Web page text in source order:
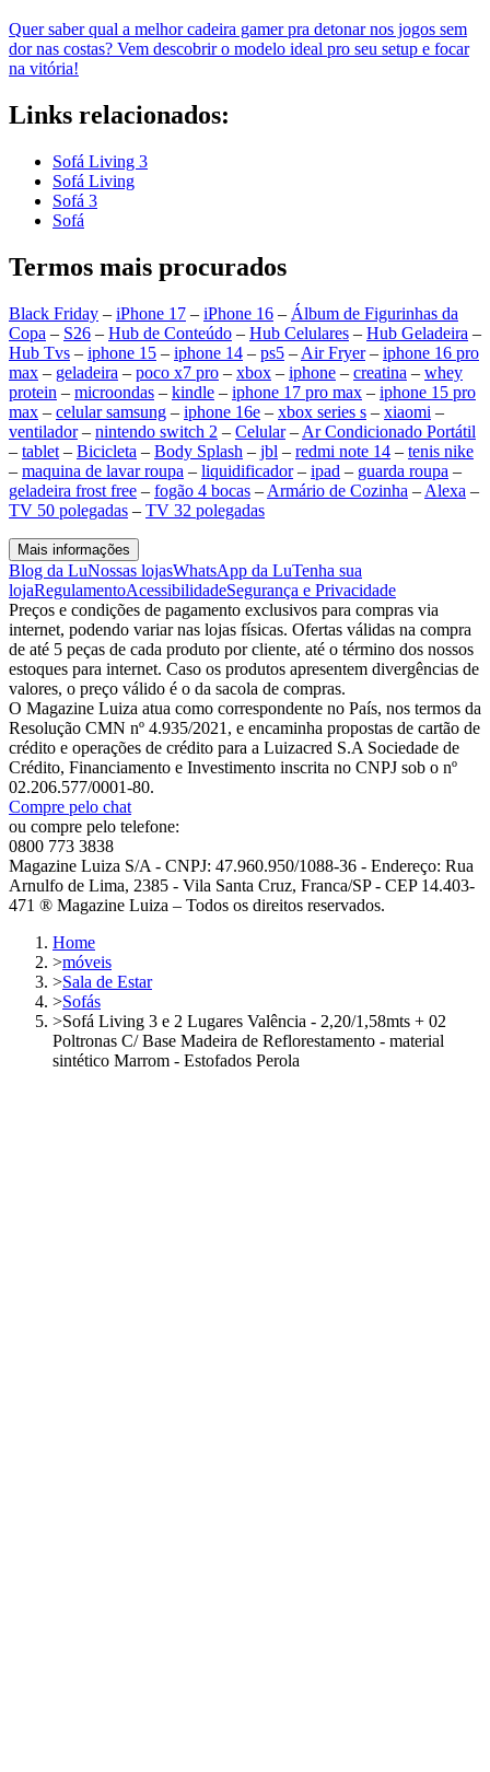
Quer saber qual a melhor cadeira gamer pra detonar nos jogos sem
dor nas costas? Vem descobrir o modelo ideal pro seu setup e focar
na vitória!
Links relacionados:
Sofá Living 3
Sofá Living
Sofá 3
Sofá
Termos mais procurados
Black Friday – iPhone 17 – iPhone 16 – Álbum de Figurinhas da
Copa – S26 – Hub de Conteúdo – Hub Celulares – Hub Geladeira –
Hub Tvs – iphone 15 – iphone 14 – ps5 – Air Fryer– iphone 16 pro
max – geladeira – poco x7 pro – xbox – iphone – creatina – whey
protein – microondas – kindle – iphone 17 pro max – iphone 15 pro
max – celular samsung – iphone 16e – xbox series s – xiaomi –
ventilador– nintendo switch 2 – Celular– Ar Condicionado Portátil
– tablet – Bicicleta – Body Splash – jbl – redmi note 14 – tenis nike
– maquina de lavar roupa – liquidificador– ipad – guarda roupa –
geladeira frost free – fogão 4 bocas – Armário de Cozinha – Alexa –
TV 50 polegadas – TV 32 polegadas
Mais informações
Blog da LuNossas lojasWhatsApp da LuTenha sua
lojaRegulamentoAcessibilidadeSegurança e Privacidade
Preços e condições de pagamento exclusivos para compras via
internet, podendo variar nas lojas físicas. Ofertas válidas na compra
de até 5 peças de cada produto por cliente, até o término dos nossos
estoques para internet. Caso os produtos apresentem divergências de
valores, o preço válido é o da sacola de compras.
O Magazine Luiza atua como correspondente no País, nos termos da
Resolução CMN nº 4.935/2021, e encaminha propostas de cartão de
crédito e operações de crédito para a Luizacred S.A Sociedade de
Crédito, Financiamento e Investimento inscrita no CNPJ sob o nº
02.206.577/0001-80.
Compre pelo chat
ou compre pelo telefone:
0800 773 3838
Magazine Luiza S/A - CNPJ: 47.960.950/1088-36 - Endereço: Rua
Arnulfo de Lima, 2385 - Vila Santa Cruz, Franca/SP - CEP 14.403-
471 ® Magazine Luiza – Todos os direitos reservados.
Home
>móveis
>Sala de Estar
>Sofás
>Sofá Living 3 e 2 Lugares Valência - 2,20/1,58mts + 02
Poltronas C/ Base Madeira de Reflorestamento - material
sintético Marrom - Estofados Perola